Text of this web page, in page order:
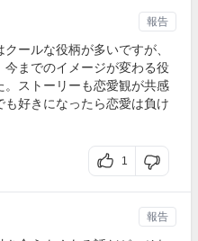
ールな役柄が多いですが、
今までのイメージが変わる役
ストーリーも恋愛観が共感
好きになったら恋愛は負け
1
報告
報告